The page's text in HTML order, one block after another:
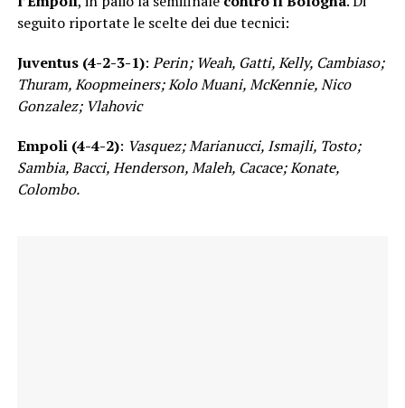
seguito riportate le scelte dei due tecnici:
Juventus (4-2-3-1): Perin; Weah, Gatti, Kelly, Cambiaso;
Thuram, Koopmeiners; Kolo Muani, McKennie, Nico
Gonzalez; Vlahovic
Empoli (4-4-2): Vasquez; Marianucci, Ismajli, Tosto;
Sambia, Bacci, Henderson, Maleh, Cacace; Konate,
Colombo.